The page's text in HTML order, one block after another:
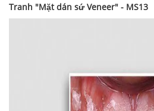
Tranh "Mặt dán sứ Veneer" - MS13